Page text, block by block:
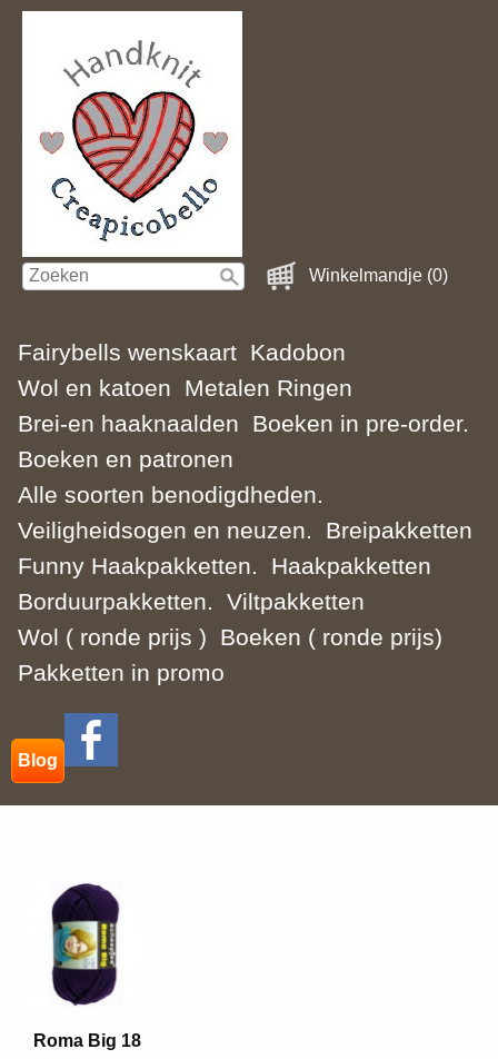
Winkelmandje (0)
Fairybells wenskaart Kadobon
Wol en katoen
Metalen Ringen
Brei-en haaknaalden
Boeken in pre-order.
Boeken en patronen
Alle soorten benodigdheden.
Veiligheidsogen en neuzen.
Breipakketten
Funny Haakpakketten.
Haakpakketten
Borduurpakketten.
Viltpakketten
Wol ( ronde prijs )
Boeken ( ronde prijs)
Pakketten in promo
Blog
Roma Big 18